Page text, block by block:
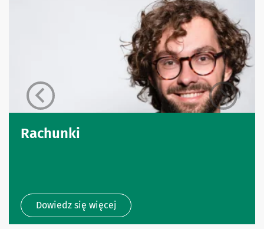
Rachunki
Dowiedz się więcej